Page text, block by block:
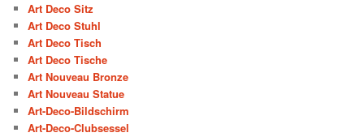
Art Deco Sitz
Art Deco Stuhl
Art Deco Tisch
Art Deco Tische
Art Nouveau Bronze
Art Nouveau Statue
Art-Deco-Bildschirm
Art-Deco-Clubsessel